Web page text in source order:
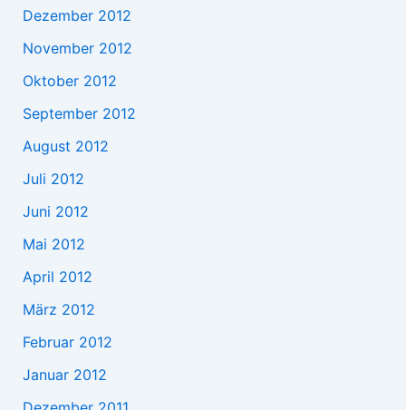
Dezember 2012
November 2012
Oktober 2012
September 2012
August 2012
Juli 2012
Juni 2012
Mai 2012
April 2012
März 2012
Februar 2012
Januar 2012